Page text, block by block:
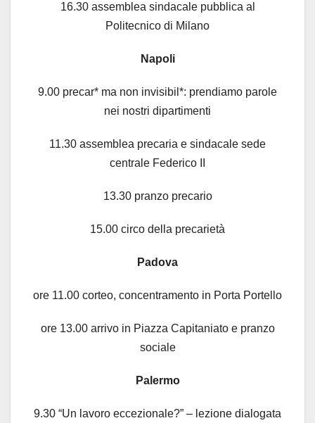
16.30 assemblea sindacale pubblica al
Politecnico di Milano
Napoli
9.00 precar* ma non invisibil*: prendiamo parole
nei nostri dipartimenti
11.30 assemblea precaria e sindacale sede
centrale Federico II
13.30 pranzo precario
15.00 circo della precarietà
Padova
ore 11.00 corteo, concentramento in Porta Portello
ore 13.00 arrivo in Piazza Capitaniato e pranzo
sociale
Palermo
9.30 “Un lavoro eccezionale?” – lezione dialogata